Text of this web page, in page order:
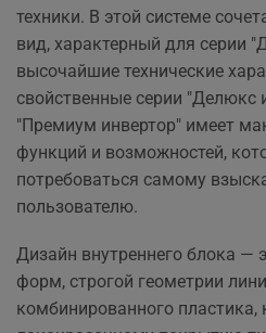
техники. В этой системе
вид, характерный для серии
высочайшие технические
свойственные серии "Делюкс
"Премиум инвертор" имеет
функций и возможностей,
потребоваться самому
пользователю.
Дизайн внутреннего блока —
форм, строгой геометрии
комбинированного